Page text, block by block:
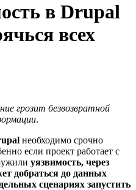
в Drupal
всех
грозит безвозвратной
.
необходимо срочно
если проект работает с
уязвимость, через
добраться до данных
сценариях запустить